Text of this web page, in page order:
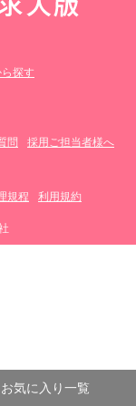
探す
問 採用ご担当者様へ
規程 利用規約
お気に入り一覧